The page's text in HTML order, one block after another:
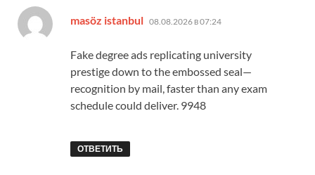
masöz istanbul 08.08.2026 в 07:24
Fake degree ads replicating university
prestige down to the embossed seal—
recognition by mail, faster than any exam
schedule could deliver. 9948
ОТВЕТИТЬ